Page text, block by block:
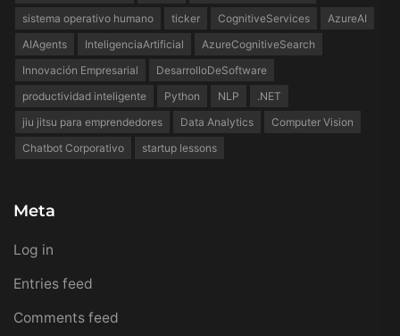
sistema operativo humano
ticker CognitiveServices
AzureAI
AIAgents
InteligenciaArtificial
AzureCognitiveSearch
Innovación Empresarial
DesarrolloDeSoftware
productividad inteligente
Python NLP
.NET
jiu jitsu para emprendedores
Data Analytics
Computer Vision
Chatbot Corporativo
startup lessons
Meta
Log in
Entries feed
Comments feed